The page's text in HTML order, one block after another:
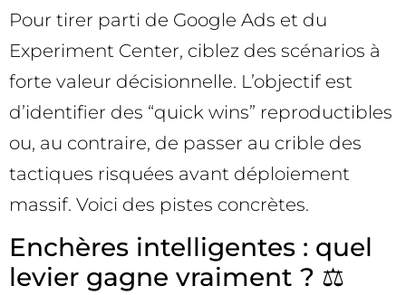
Pour tirer parti de Google Ads et du
Experiment Center, ciblez des scénarios à
forte valeur décisionnelle. L’objectif est
d’identifier des “quick wins” reproductibles
ou, au contraire, de passer au crible des
tactiques risquées avant déploiement
massif. Voici des pistes concrètes.
Enchères intelligentes : quel
levier gagne vraiment ? ⚖️